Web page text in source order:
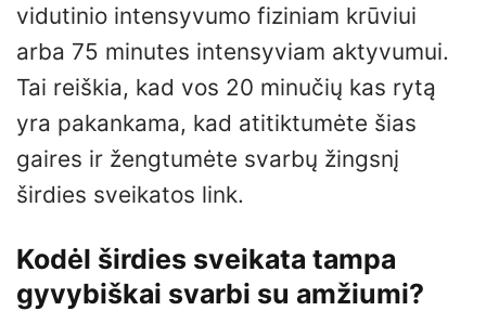
vidutinio intensyvumo fiziniam krūviui
arba 75 minutes intensyviam aktyvumui.
Tai reiškia, kad vos 20 minučių kas rytą
yra pakankama, kad atitiktumėte šias
gaires ir žengtumėte svarbų žingsnį
širdies sveikatos link.
Kodėl širdies sveikata tampa
gyvybiškai svarbi su amžiumi?